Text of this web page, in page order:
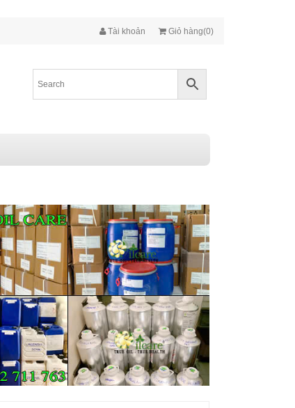
Tài khoản Giỏ hàng(0)